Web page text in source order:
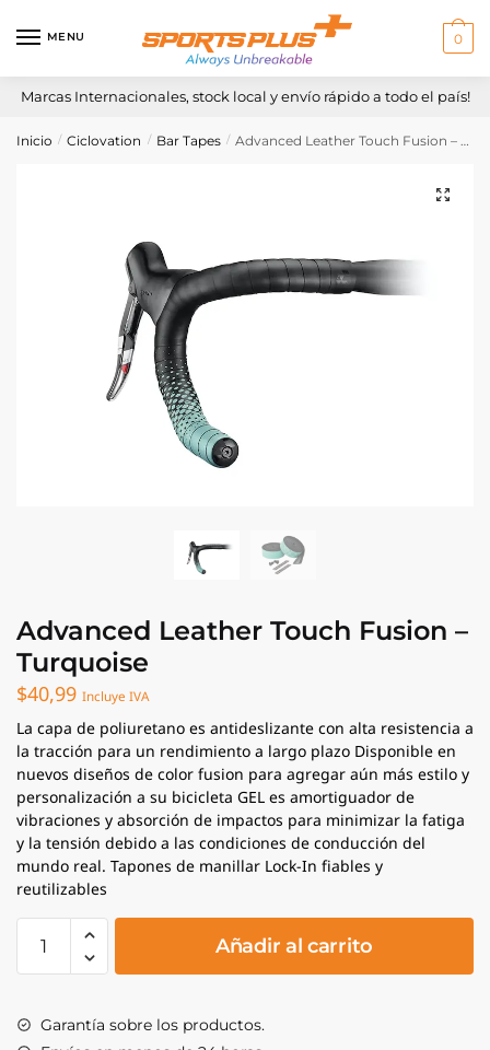
MENU 0
Marcas Internacionales, stock local y envío rápido a todo el país!
Inicio / Ciclovation / Bar Tapes / Advanced Leather Touch Fusion – Turquoise
Advanced Leather Touch Fusion –
Turquoise
$40,99 Incluye IVA
La capa de poliuretano es antideslizante con alta resistencia a
la tracción para un rendimiento a largo plazo Disponible en
nuevos diseños de color fusion para agregar aún más estilo y
personalización a su bicicleta GEL es amortiguador de
vibraciones y absorción de impactos para minimizar la fatiga
y la tensión debido a las condiciones de conducción del
mundo real. Tapones de manillar Lock-In fiables y
reutilizables
Advanced
Leather
-
Añadir al carrito
Garantía sobre los productos.